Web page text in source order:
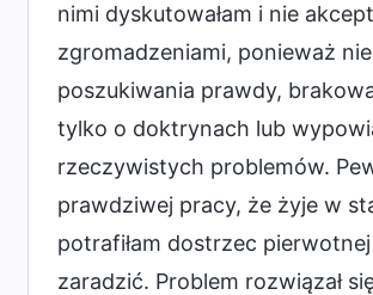
nimi dyskutowałam i nie
zgromadzeniami, ponieważ
poszukiwania prawdy,
tylko o doktrynach lub
rzeczywistych problemów.
prawdziwej pracy, że żyje w
potrafiłam dostrzec
zaradzić. Problem rozwiązał